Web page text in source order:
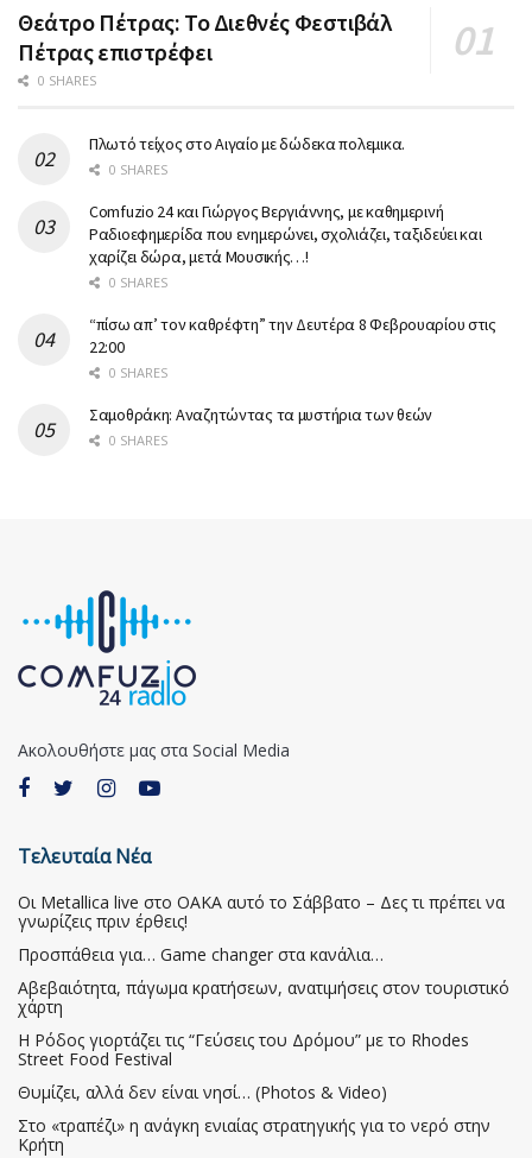
Θεάτρο Πέτρας: Το Διεθνές Φεστιβάλ
Πέτρας επιστρέφει
0 SHARES
Πλωτό τείχος στο Αιγαίο με δώδεκα πολεμικα.
0 SHARES
Comfuzio 24 και Γιώργος Βεργιάννης, με καθημερινή
Ραδιοεφημερίδα που ενημερώνει, σχολιάζει, ταξιδεύει και
χαρίζει δώρα, μετά Μουσικής…!
0 SHARES
“πίσω απ’ τον καθρέφτη” την Δευτέρα 8 Φεβρουαρίου στις
22:00
0 SHARES
Σαμοθράκη: Αναζητώντας τα μυστήρια των θεών
0 SHARES
Ακολουθήστε μας στα Social Media
Τελευταία Νέα
Οι Metallica live στο ΟΑΚΑ αυτό το Σάββατο – Δες τι πρέπει να
γνωρίζεις πριν έρθεις!
Προσπάθεια για… Game changer στα κανάλια…
Αβεβαιότητα, πάγωμα κρατήσεων, ανατιμήσεις στον τουριστικό
χάρτη
Η Ρόδος γιορτάζει τις “Γεύσεις του Δρόμου” με το Rhodes
Street Food Festival
Θυμίζει, αλλά δεν είναι νησί… (Photos & Video)
Στο «τραπέζι» η ανάγκη ενιαίας στρατηγικής για το νερό στην
Κρήτη